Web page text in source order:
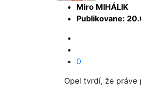
Miro MIHÁLIK
Publikovane:
0
Opel tvrdí, že